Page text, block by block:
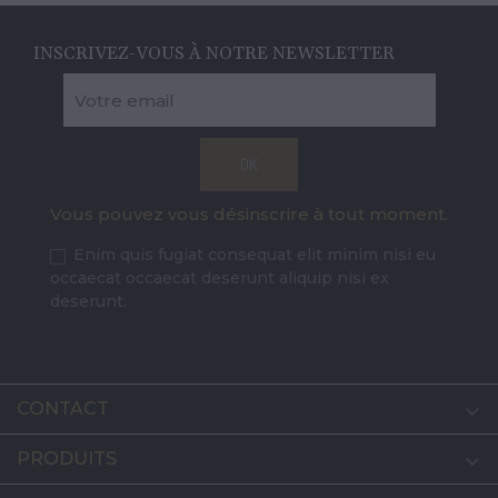
INSCRIVEZ-VOUS À NOTRE NEWSLETTER
Vous pouvez vous désinscrire à tout moment.
CONTACT
PRODUITS